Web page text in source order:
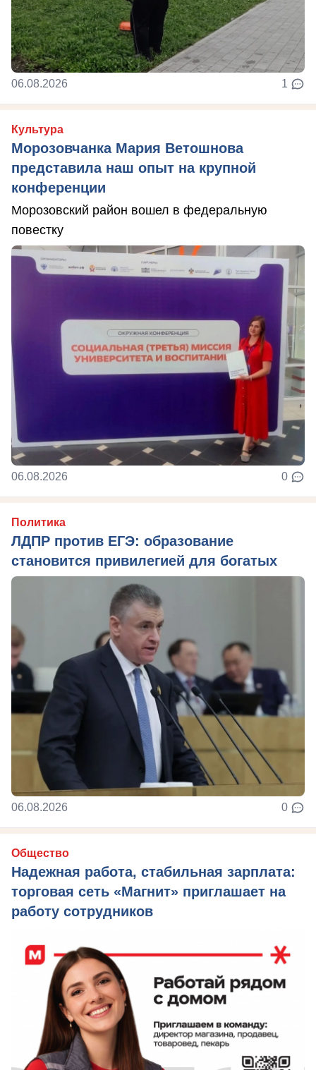
06.08.2026 1
Культура
Морозовчанка Мария Ветошнова
представила наш опыт на крупной
конференции
Морозовский район вошел в федеральную
повестку
06.08.2026 0
Политика
ЛДПР против ЕГЭ: образование
становится привилегией для богатых
06.08.2026 0
Общество
Надежная работа, стабильная зарплата:
торговая сеть «Магнит» приглашает на
работу сотрудников